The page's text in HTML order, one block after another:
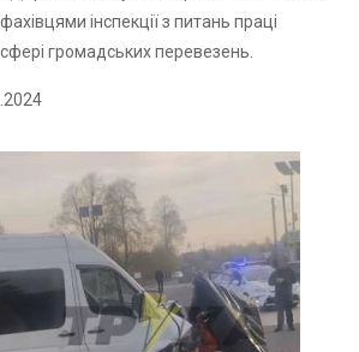
інспекції з питань праці
громадських перевезень.